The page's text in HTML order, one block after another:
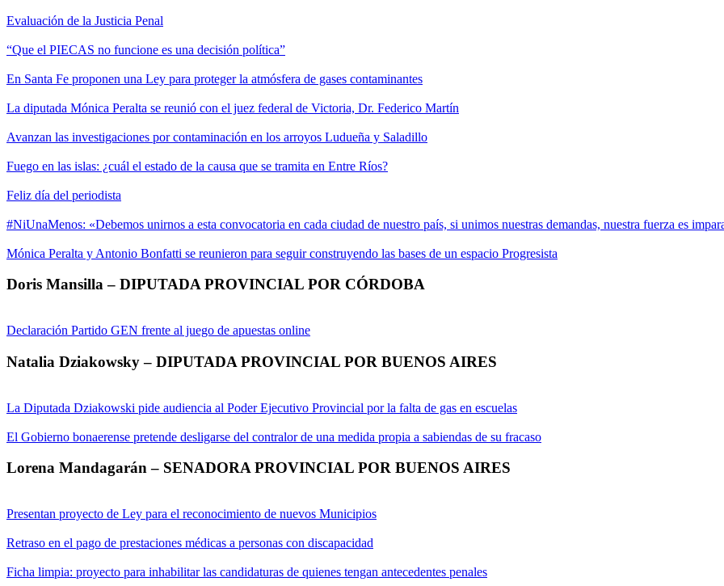
Evaluación de la Justicia Penal
“Que el PIECAS no funcione es una decisión política”
En Santa Fe proponen una Ley para proteger la atmósfera de gases contaminantes
La diputada Mónica Peralta se reunió con el juez federal de Victoria, Dr. Federico Martín
Avanzan las investigaciones por contaminación en los arroyos Ludueña y Saladillo
Fuego en las islas: ¿cuál el estado de la causa que se tramita en Entre Ríos?
Feliz día del periodista
#NiUnaMenos: «Debemos unirnos a esta convocatoria en cada ciudad de nuestro país, si unimos nuestras demandas, nuestra fuerza es
Mónica Peralta y Antonio Bonfatti se reunieron para seguir construyendo las bases de un espacio Progresista
Doris Mansilla – DIPUTADA PROVINCIAL POR CÓRDOBA
Declaración Partido GEN frente al juego de apuestas online
Natalia Dziakowsky – DIPUTADA PROVINCIAL POR BUENOS AIRES
La Diputada Dziakowski pide audiencia al Poder Ejecutivo Provincial por la falta de gas en escuelas
El Gobierno bonaerense pretende desligarse del contralor de una medida propia a sabiendas de su fracaso
Lorena Mandagarán – SENADORA PROVINCIAL POR BUENOS AIRES
Presentan proyecto de Ley para el reconocimiento de nuevos Municipios
Retraso en el pago de prestaciones médicas a personas con discapacidad
Ficha limpia: proyecto para inhabilitar las candidaturas de quienes tengan antecedentes penales